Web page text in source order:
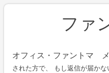
ファ
オフィス・ファントマ
された方で、 もし返信が届か